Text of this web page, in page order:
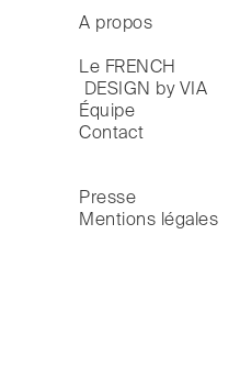
A propos
Le FRENCH
DESIGN by VIA
Équipe
Contact
Presse
Mentions légales